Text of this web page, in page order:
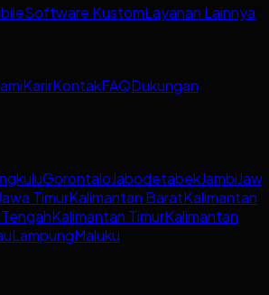
Software KustomLayanan Lainnya
KarirKontakFAQDukungan
GorontaloJabodetabekJambi
TimurKalimantan BaratKalimantan
Kalimantan TimurKalimantan
LampungMaluku